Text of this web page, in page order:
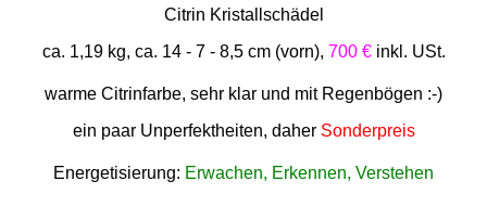
Citrin Kristallschädel
ca. 1,19 kg, ca. 14 - 7 - 8,5 cm (vorn), 700 €inkl. USt.
warme Citrinfarbe, sehr klar und mit Regenbögen :-)
ein paar Unperfektheiten, daher Sonderpreis
Energetisierung: Erwachen, Erkennen, Verstehen